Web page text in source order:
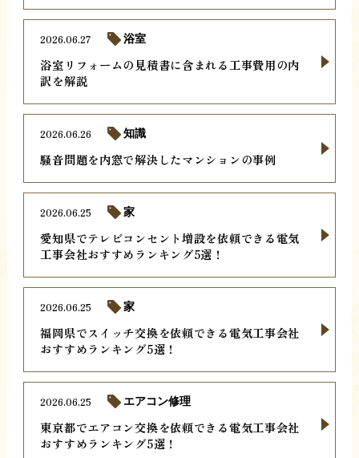
浴室リフォームの見積書に含まれる工事費用の内
訳を解説
2026.06.27 浴室
騒音問題を内窓で解決したマンションの事例
2026.06.26 知識
愛知県でテレビコンセント増設を依頼できる電気
工事会社おすすめランキング5選！
2026.06.25 家
福岡県でスイッチ交換を依頼できる電気工事会社
おすすめランキング5選！
2026.06.25 家
東京都でエアコン交換を依頼できる電気工事会社
おすすめランキング5選！
2026.06.25 エアコン修理